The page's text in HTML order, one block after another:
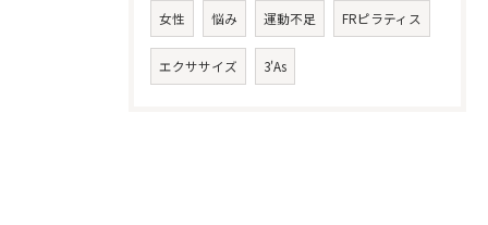
女性 悩み 運動不足 FRピラティス
エクササイズ 3'As